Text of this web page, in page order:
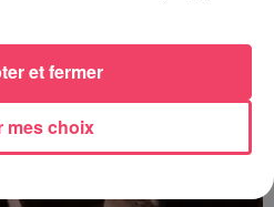
mes choix
et fermer